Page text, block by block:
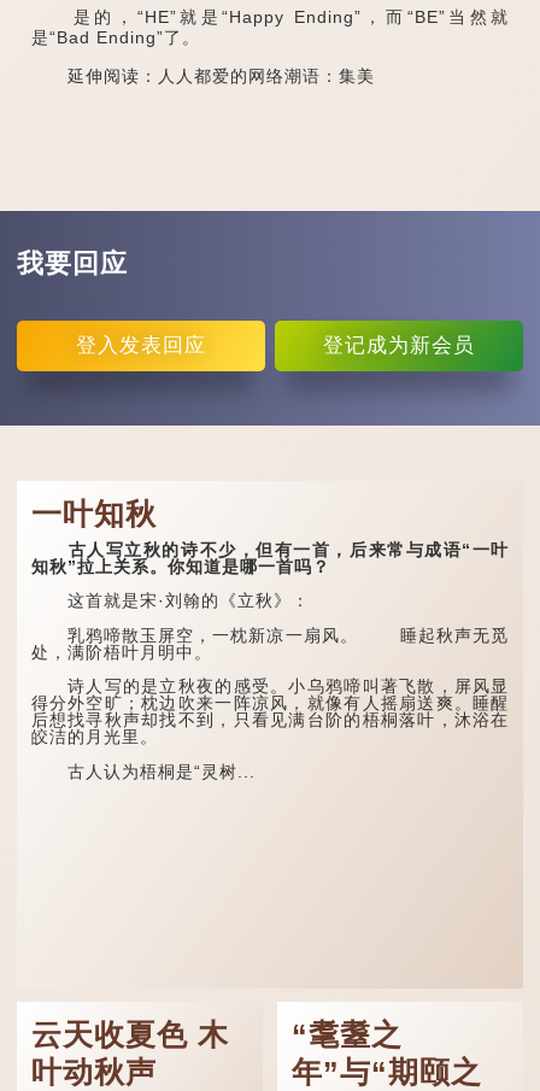
是的，“HE”就是“Happy Ending”，而“BE”当然就
是“Bad Ending”了。
延伸阅读：人人都爱的网络潮语：集美
我要回应
登入 发表回应 登记成为新会员
一叶知秋
古人写立秋的诗不少，但有一首，后来常与成语“一叶
知秋”拉上关系。你知道是哪一首吗？
这首就是宋·刘翰的《立秋》：
乳鸦啼散玉屏空，一枕新凉一扇风。 睡起秋声无觅
处，满阶梧叶月明中。
诗人写的是立秋夜的感受。小乌鸦啼叫著飞散，屏风显
得分外空旷；枕边吹来一阵凉风，就像有人摇扇送爽。睡醒
后想找寻秋声却找不到，只看见满台阶的梧桐落叶，沐浴在
皎洁的月光里。
古人认为梧桐是“灵树...
云天收夏色 木
叶动秋声
“耄耋之
年”与“期颐之